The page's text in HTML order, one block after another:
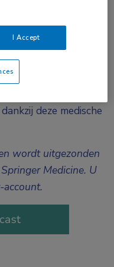
die een meer
de behandeling
deze medische
wordt uitgezonden
Medicine. U
I Accept